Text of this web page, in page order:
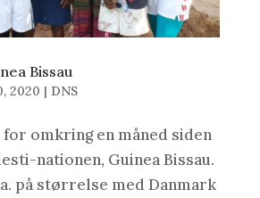
Bissau
2020 | DNS
omkring en måned siden
nationen, Guinea Bissau.
på størrelse med Danmark